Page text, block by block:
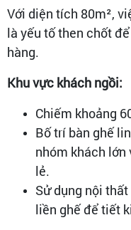
Với diện tích 80m²,
là yếu tố then chốt
hàng.
Khu vực khách ngồi:
Chiếm khoảng
Bố trí bàn ghế
nhóm khách lớn
lẻ.
Sử dụng nội
liền ghế để tiết